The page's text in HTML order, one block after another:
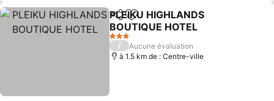
PartagerAjouter à mes favoris
PLEIKU HIGHLANDS
BOUTIQUE HOTEL
3 Étoiles
/
Aucune évaluation
à 1.5 km de : Centre-ville